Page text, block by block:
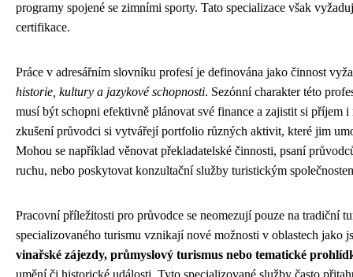
programy spojené se zimními sporty. Tato specializace však
certifikace.
Práce v adresářním slovníku profesí je definována jako činnost
historie, kultury a jazykové schopnosti. Sezónní charakter této
musí být schopni efektivně plánovat své finance a zajistit si příjem
zkušení průvodci si vytvářejí portfolio různých aktivit, které jim
Mohou se například věnovat překladatelské činnosti, psaní
ruchu, nebo poskytovat konzultační služby turistickým
Pracovní příležitosti pro průvodce se neomezují pouze na tradiční
specializovaného turismu vznikají nové možnosti v oblastech jako
vinařské zájezdy, průmyslový turismus nebo tematické